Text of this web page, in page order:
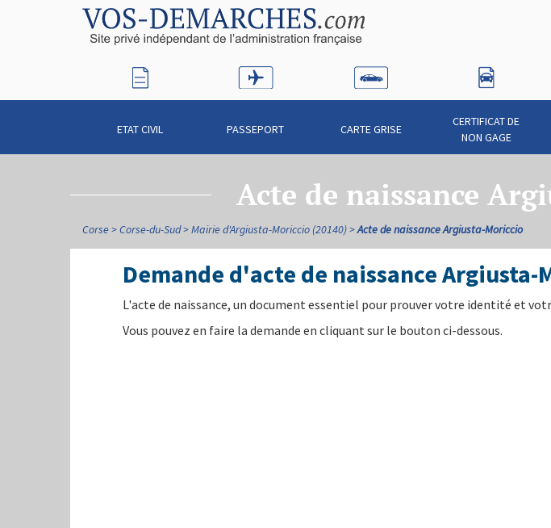
ETAT CIVIL PASSEPORT CARTE GRISE
CERTIFICAT DE
NON GAGE
Acte de naissance
Corse Corse-du-Sud Mairie d'Argiusta-Moriccio (20140) Acte de naissance Argiusta-Moriccio
Demande d'acte de naissance Argiusta-
L'acte de naissance, un document essentiel pour prouver votre identité et
Vous pouvez en faire la demande en cliquant sur le bouton ci-dessous.